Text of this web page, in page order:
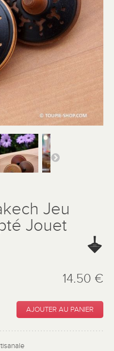
Jeu
Jouet
14.50 €
AJOUTER AU PANIER